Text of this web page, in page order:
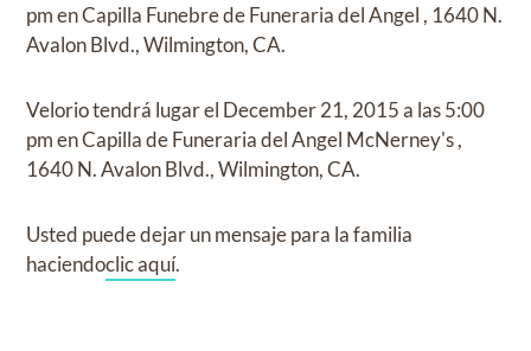
pmenCapilla Funebre de Funeraria del Angel , 1640 N.
Avalon Blvd., Wilmington, CA.
Veloriotendrá lugar el December 21, 2015a las5:00
pmenCapilla de Funeraria del Angel McNerney's,
1640 N. Avalon Blvd., Wilmington, CA.
Usted puede dejar un mensaje para la familia
haciendoclic aquí.